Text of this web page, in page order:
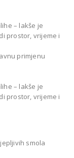
– lakše je
prostor, vrijeme i
primjenu
– lakše je
prostor, vrijeme i
smola